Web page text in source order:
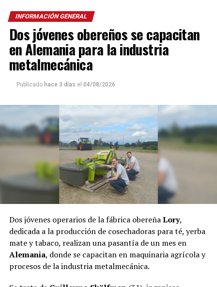
matutino y vespertino.
Según confirmó el cacique,durante el desalojo no
solo fueron dañadas las casas, sino también los
cultivosintegrados por plantaciones de mandioca,
maíz, porotos y otros productos que garantizaban la
De esta manera, los defensores del monte, el agua y la
biodiversidad podrán ayudar a los integrantes de Puente
Quemado II, quienes desde sus orígenes conviven de
manera armónica con el medio ambiente y hoy son los
principales guardianes de la selva misionera.
El pasado jueves, el fiscalHéctor Simón
, a través de la
Fiscalía de Instrucción Uno de Puerto Rico dictaminó
dejar sin efecto eldesalojo,por lo que las familias
regresaron a la comunidad.
INFORMACIÓN GENERAL
Dos jóvenes obereños se capacitan
en Alemania para la industria
metalmecánica
Publicado hace 3 días el 04/08/2026
Dos jóvenes operarios de la fábrica obereñaLory,
dedicada a la producción de cosechadoras para té, yerba
mate y tabaco, realizan una pasantía de un mes en
Alemania, donde se capacitan en maquinaria agrícola y
procesos de la industria metalmecánica.